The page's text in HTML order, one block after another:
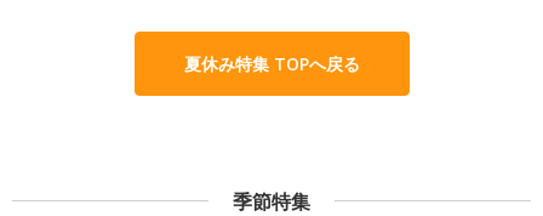
夏休み特集 TOPへ戻る
季節特集